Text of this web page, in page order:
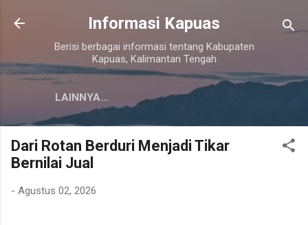
Langsung ke konten utama
Informasi Kapuas
Berisi berbagai informasi tentang Kabupaten
Kapuas, Kalimantan Tengah
LAINNYA…
Dari Rotan Berduri Menjadi Tikar
Bernilai Jual
- Agustus 02, 2026